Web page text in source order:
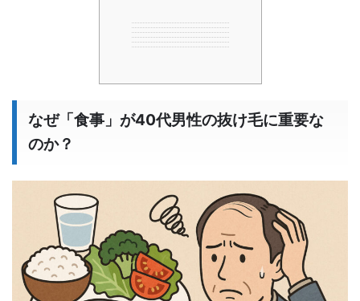
なぜ「食事」が40代男性の抜け毛に重要な
のか？